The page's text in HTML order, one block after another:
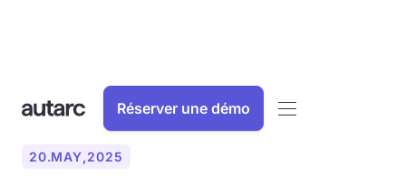
Réserver une démo
20.MAY,2025